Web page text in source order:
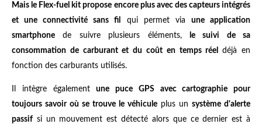
Mais le Flex-fuel kit propose encore plus avec des capteurs intégrés
et une connectivité sans fil
qui permet via une application
smartphone de suivre plusieurs éléments,
le suivi de sa
consommation de carburant et du coût en temps réeldéjà en
fonction des carburants utilisés.
Il intègre égalementune puce GPS avec cartographie pour
toujours savoir où se trouve le véhicule plus un système d'alerte
passif si un mouvement est détecté alors que ce dernier est à